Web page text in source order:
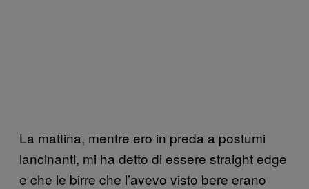
La mattina, mentre ero in preda a postumi
lancinanti, mi ha detto di essere straight edge
e che le birre che l’avevo visto bere erano